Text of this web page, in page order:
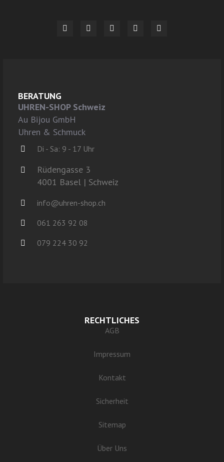
BERATUNG
UHREN-SHOP Schweiz
Au Bijou GmbH
Uhren & Schmuck
Di - Sa: 9 - 17 Uhr
Rüdengasse 3
4001 Basel | Schweiz
info@uhren-shop.ch
061 263 92 08
079 224 30 92
RECHTLICHES
AGB
Impressum
Kontakt
Sicherheit
Sitemap
Über Uns